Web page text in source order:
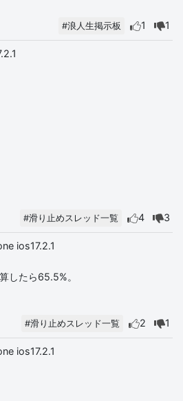
#浪人生掲示板 1 1
#滑り止めスレッド一覧 4 3
ios17.2.1
したら65.5%。
#滑り止めスレッド一覧 2 1
ios17.2.1